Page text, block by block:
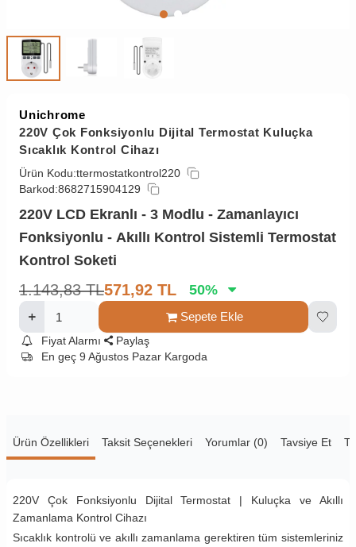
Unichrome
220V Çok Fonksiyonlu Dijital Termostat Kuluçka
Sıcaklık Kontrol Cihazı
Ürün Kodu:ttermostatkontrol220
Barkod:8682715904129
220V LCD Ekranlı - 3 Modlu - Zamanlayıcı
Fonksiyonlu - Akıllı Kontrol Sistemli Termostat
Kontrol Soketi
1.143,83 TL571,92 TL 50%
Sepete Ekle
Fiyat Alarmı
Paylaş
En geç 9 Ağustos Pazar Kargoda
Ürün Özellikleri Taksit Seçenekleri Yorumlar (0) Tavsiye Et
220V Çok Fonksiyonlu Dijital Termostat | Kuluçka ve Akıllı
Zamanlama Kontrol Cihazı
Sıcaklık kontrolü ve akıllı zamanlama gerektiren tüm sistemleriniz